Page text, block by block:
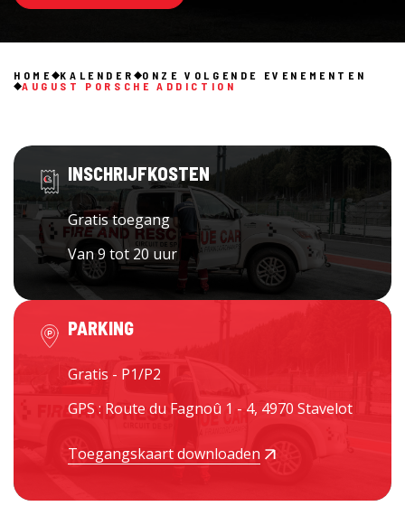
HOME KALENDER
ONZE VOLGENDE EVENEMENTEN
AUGUST PORSCHE ADDICTION
INSCHRIJFKOSTEN
Gratis toegang
Van 9 tot 20 uur
PARKING
Gratis - P1/P2
GPS : Route du Fagnoû 1 - 4, 4970 Stavelot
Toegangskaart downloaden